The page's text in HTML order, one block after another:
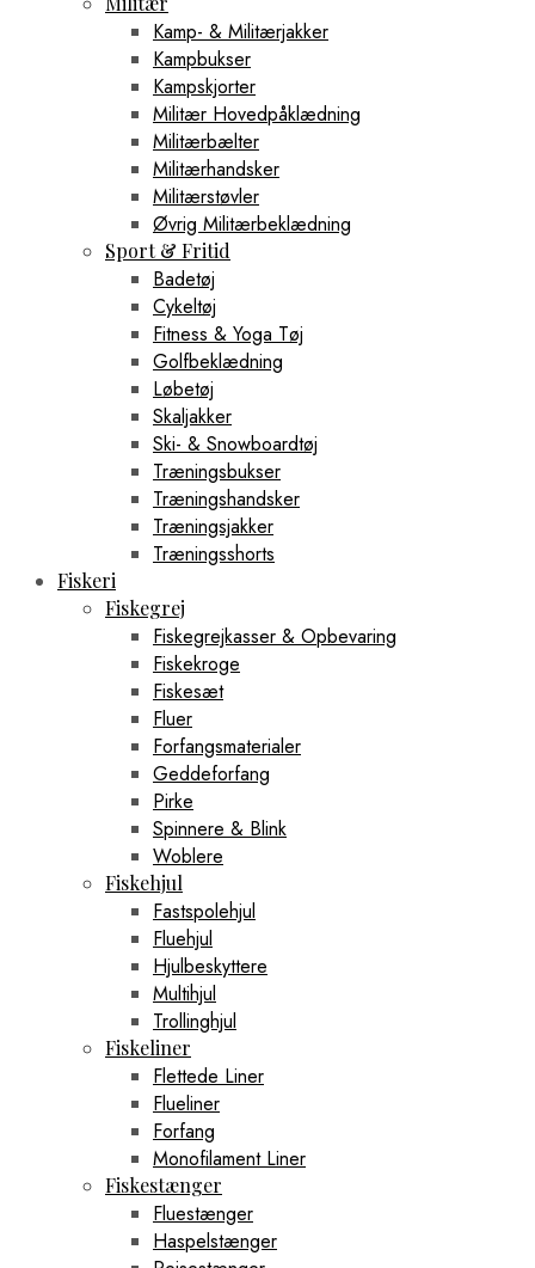
Kamp- & Militærjakker
Kampbukser
Kampskjorter
Militær Hovedpåklædning
Militærbælter
Militærhandsker
Militærstøvler
Øvrig Militærbeklædning
Sport & Fritid
Badetøj
Cykeltøj
Fitness & Yoga Tøj
Golfbeklædning
Løbetøj
Skaljakker
Ski- & Snowboardtøj
Træningsbukser
Træningshandsker
Træningsjakker
Træningsshorts
Fiskeri
Fiskegrej
Fiskegrejkasser & Opbevaring
Fiskekroge
Fiskesæt
Fluer
Forfangsmaterialer
Geddeforfang
Pirke
Spinnere & Blink
Woblere
Fiskehjul
Fastspolehjul
Fluehjul
Hjulbeskyttere
Multihjul
Trollinghjul
Fiskeliner
Flettede Liner
Flueliner
Forfang
Monofilament Liner
Fiskestænger
Fluestænger
Haspelstænger